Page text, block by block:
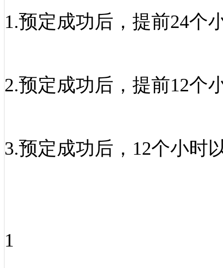
1.预定成功后，提前24个
2.预定成功后，提前12个
3.预定成功后，12个小时
1